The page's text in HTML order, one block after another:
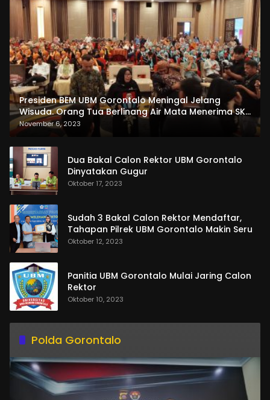
Presiden BEM UBM Gorontalo Meningal Jelang
Wisuda. Orang Tua Berlinang Air Mata Menerima SKL
dan Pemasangan Salempang
November 6, 2023
Dua Bakal Calon Rektor UBM Gorontalo
Dinyatakan Gugur
Oktober 17, 2023
Sudah 3 Bakal Calon Rektor Mendaftar,
Tahapan Pilrek UBM Gorontalo Makin Seru
Oktober 12, 2023
Panitia UBM Gorontalo Mulai Jaring Calon
Rektor
Oktober 10, 2023
Polda Gorontalo